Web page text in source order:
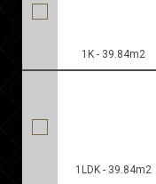
1K - 39.84m2
1LDK - 39.84m2